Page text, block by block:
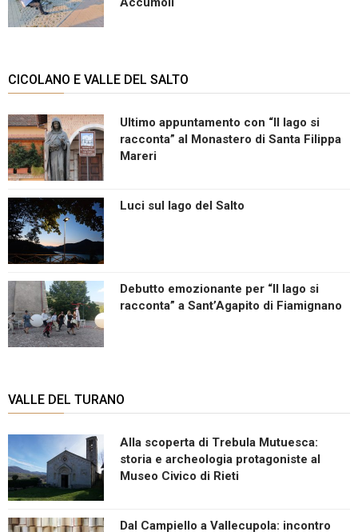
CICOLANO E VALLE DEL SALTO
Ultimo appuntamento con “Il lago si
racconta” al Monastero di Santa Filippa
Mareri
Luci sul lago del Salto
Debutto emozionante per “Il lago si
racconta” a Sant’Agapito di Fiamignano
VALLE DEL TURANO
Alla scoperta di Trebula Mutuesca:
storia e archeologia protagoniste al
Museo Civico di Rieti
Dal Campiello a Vallecupola: incontro